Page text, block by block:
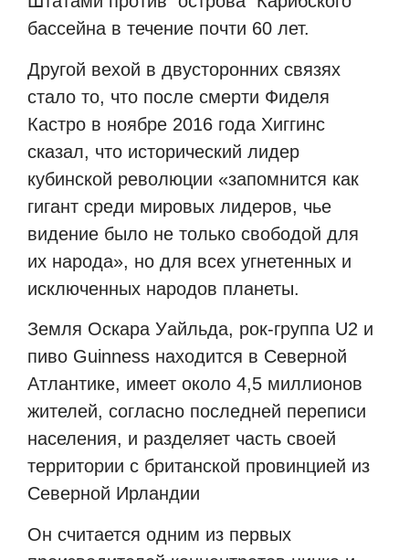
бассейна в течение почти 60 лет.
Другой вехой в двусторонних связях
стало то, что после смерти Фиделя
Кастро в ноябре 2016 года Хиггинс
сказал, что исторический лидер
кубинской революции «запомнится как
гигант среди мировых лидеров, чье
видение было не только свободой для
их народа», но для всех угнетенных и
исключенных народов планеты.
Земля Оскара Уайльда, рок-группа U2 и
пиво Guinness находится в Северной
Атлантике, имеет около 4,5 миллионов
жителей, согласно последней переписи
населения, и разделяет часть своей
территории с британской провинцией из
Северной Ирландии
Он считается одним из первых